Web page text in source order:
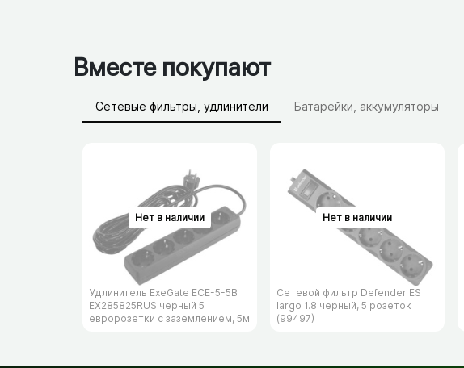
Вместе покупают
Сетевые фильтры, удлинители Батарейки, аккумуляторы
Удлинитель ExeGate ECE-5-5B
EX285825RUS черный 5
евророзетки с заземлением, 5м
Сетевой фильтр Defender ES
largo 1.8 черный, 5 розеток
(99497)